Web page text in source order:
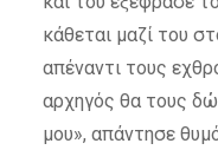
κάθεται μαζί του
απέναντι τους
αρχηγός θα τους
μου», απάντησε